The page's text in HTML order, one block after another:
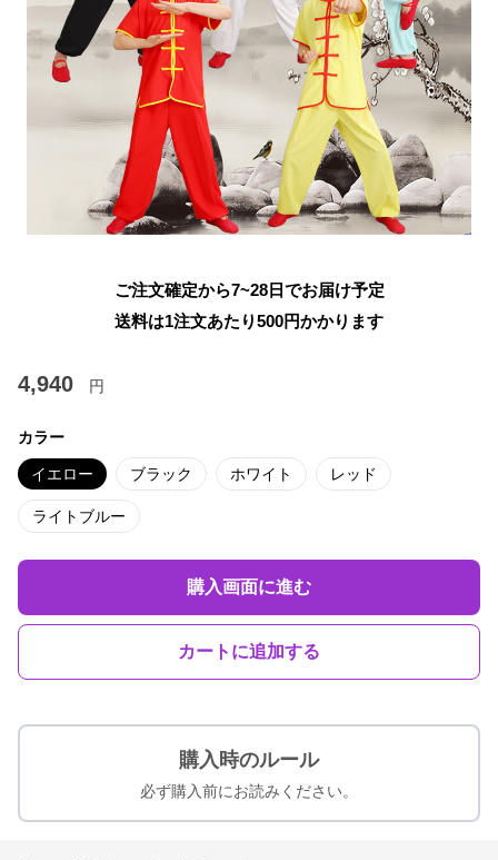
ご注文確定から7~28日でお届け予定
送料は1注文あたり500円かかります
4,940 円
カラー
イエロー ブラック ホワイト レッド
ライトブルー
購入画面に進む
カートに追加する
購入時のルール
必ず購入前にお読みください。